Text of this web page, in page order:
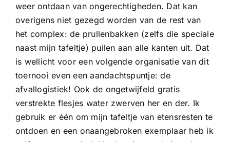
weer ontdaan van ongerechtigheden. Dat kan
overigens niet gezegd worden van de rest van
het complex: de prullenbakken (zelfs die speciale
naast mijn tafeltje) puilen aan alle kanten uit. Dat
is wellicht voor een volgende organisatie van dit
toernooi even een aandachtspuntje: de
afvallogistiek! Ook de ongetwijfeld gratis
verstrekte flesjes water zwerven her en der. Ik
gebruik er één om mijn tafeltje van etensresten te
ontdoen en een onaangebroken exemplaar heb ik